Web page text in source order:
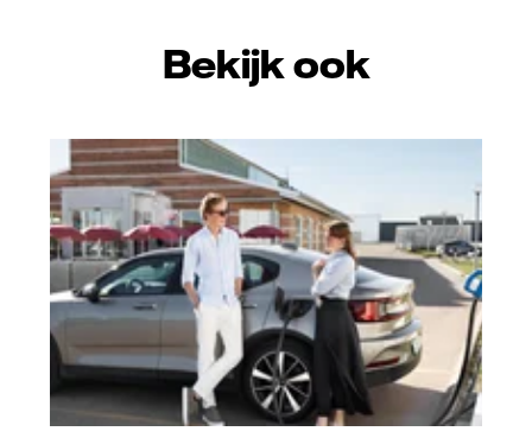
Bekijk ook
Vattenfall/Jeanette Hägglund